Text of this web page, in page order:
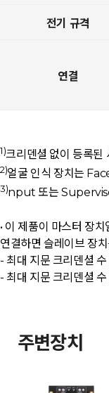
전기 규격
연결
1)크리덴셜 없이 등록된
2)얼굴 인식 장치는
3)nput 또는
• 이 제품이 마스터 장
연결하면 슬레이브 장
- 최대 지문 크리덴셜
- 최대 지문 크리덴셜
주변장치